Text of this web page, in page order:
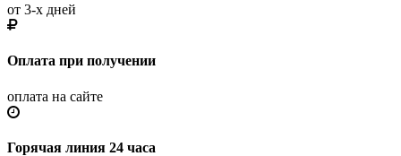
от 3-х дней
Оплата при получении
оплата на сайте
Горячая линия 24 часа